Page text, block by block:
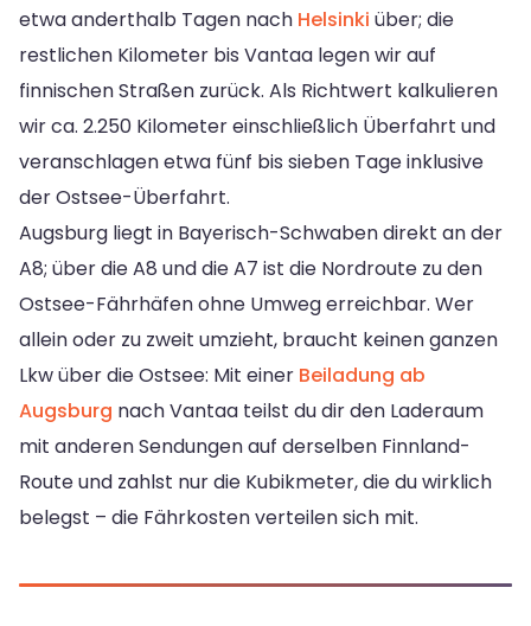
etwa anderthalb Tagen nach Helsinki über; die
restlichen Kilometer bis Vantaa legen wir auf
finnischen Straßen zurück. Als Richtwert kalkulieren
wir ca. 2.250 Kilometer einschließlich Überfahrt und
veranschlagen etwa fünf bis sieben Tage inklusive
der Ostsee-Überfahrt.
Augsburg liegt in Bayerisch-Schwaben direkt an der
A8; über die A8 und die A7 ist die Nordroute zu den
Ostsee-Fährhäfen ohne Umweg erreichbar. Wer
allein oder zu zweit umzieht, braucht keinen ganzen
Lkw über die Ostsee: Mit einer Beiladung ab
Augsburg nach Vantaa teilst du dir den Laderaum
mit anderen Sendungen auf derselben Finnland-
Route und zahlst nur die Kubikmeter, die du wirklich
belegst – die Fährkosten verteilen sich mit.